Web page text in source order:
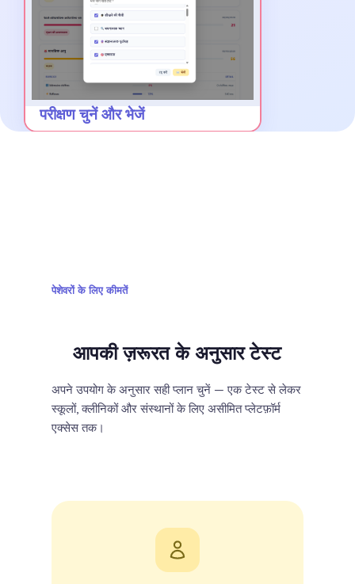
परीक्षण चुनें और भेजें
पेशेवरों के लिए कीमतें
आपकी ज़रूरत के अनुसार टेस्ट
अपने उपयोग के अनुसार सही प्लान चुनें — एक टेस्ट से लेकर
स्कूलों, क्लीनिकों और संस्थानों के लिए असीमित प्लेटफ़ॉर्म
एक्सेस तक।